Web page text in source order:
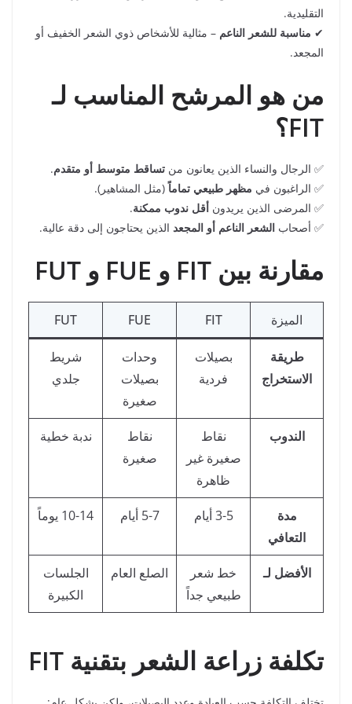
التقليدية.
✔ مناسبة للشعر الناعم – مثالية للأشخاص ذوي الشعر الخفيف أو
المجعد.
من هو المرشح المناسب لـ
FIT؟
✅ الرجال والنساء الذين يعانون من تساقط متوسط أو متقدم.
✅ الراغبون في مظهر طبيعي تماماً(مثل المشاهير).
✅ المرضى الذين يريدون أقل ندوب ممكنة.
✅ أصحاب الشعر الناعم أو المجعد الذين يحتاجون إلى دقة عالية.
مقارنة بين FIT و FUE و FUT
الميزة FIT
FUE
FUT
طريقة
الاستخراج
بصيلات
فردية
وحدات
بصيلات
صغيرة
شريط
جلدي
الندوب
نقاط
صغيرة غير
ظاهرة
نقاط
صغيرة
ندبة خطية
مدة
التعافي
3-5 أيام 5-7 أيام 10-14 يوماً
الأفضل لـ
خط شعر
طبيعي جداً
الصلع العام
الجلسات
الكبيرة
تكلفة زراعة الشعر بتقنية FIT